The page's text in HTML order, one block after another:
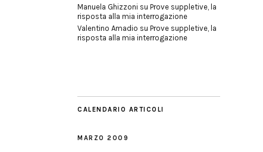
Manuela Ghizzoni su Prove suppletive, la
risposta alla mia interrogazione
Valentino Amadio su Prove suppletive, la
risposta alla mia interrogazione
CALENDARIO ARTICOLI
MARZO 2009